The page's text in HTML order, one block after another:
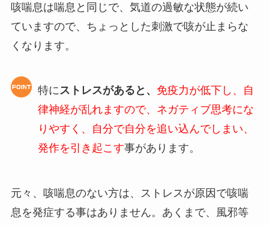
咳喘息は喘息と同じで、気道の過敏な状態が続い
ていますので、ちょっとした刺激で咳が止まらな
くなります。
特にストレスがあると、 免疫力が低下し、自
律神経が乱れますので、ネガティブ思考にな
りやすく、自分で自分を追い込んでしまい、
発作を引き起こす事があります。
元々、咳喘息のない方は、ストレスが原因で咳喘
息を発症する事はありません。あくまで、風邪等